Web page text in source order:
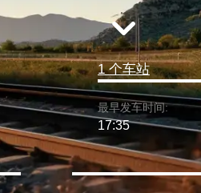
1 个车站
最早发车时间:
17:35